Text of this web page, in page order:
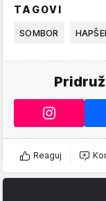
TAGOVI
SOMBOR
Reaguj